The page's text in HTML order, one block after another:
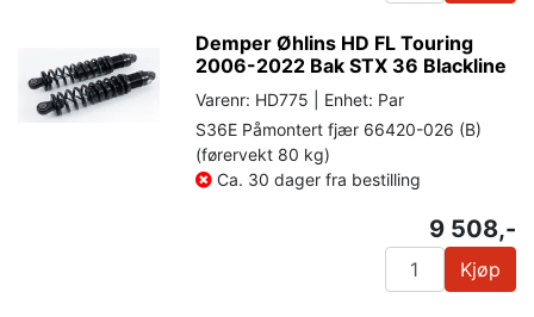
Demper Øhlins HD FL Touring
2006-2022 Bak STX 36 Blackline
Varenr: HD775 | Enhet: Par
S36E Påmontert fjær 66420-026 (B)
(førervekt 80 kg)
Ca. 30 dager fra bestilling
9 508,-
Kjøp